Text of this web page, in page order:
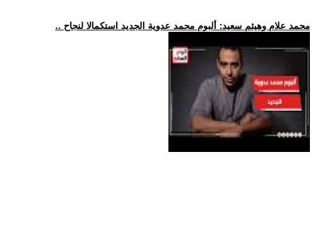
.. محمد علام وهيثم سعيد: ألبوم محمد عدوية الجديد استكمالا لنجاح